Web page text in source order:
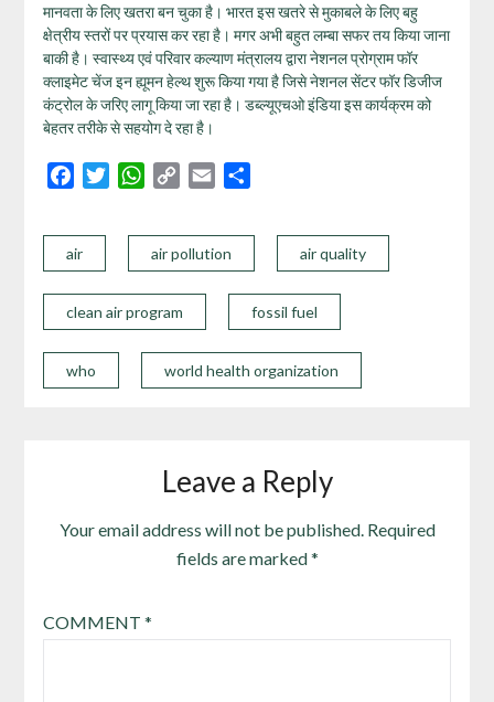
मानवता के लिए खतरा बन चुका है। भारत इस खतरे से मुकाबले के लिए बहु
क्षेत्रीय स्तरों पर प्रयास कर रहा है। मगर अभी बहुत लम्‍बा सफर तय किया जाना
बाकी है। स्वास्थ्य एवं परिवार कल्याण मंत्रालय द्वारा नेशनल प्रोग्राम फॉर
क्लाइमेट चेंज इन ह्यूमन हेल्थ शुरू किया गया है जिसे नेशनल सेंटर फॉर डिजीज
कंट्रोल के जरिए लागू किया जा रहा है। डब्ल्यूएचओ इंडिया इस कार्यक्रम को
बेहतर तरीके से सहयोग दे रहा है।
FacebookTwitterWhatsApp
Copy
Email
air air pollution air quality
clean air program fossil fuel
who world health organization
Leave a Reply
Your email address will not be published. Required
fields are marked*
COMMENT *